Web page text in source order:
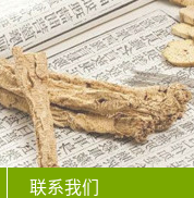
联系我们